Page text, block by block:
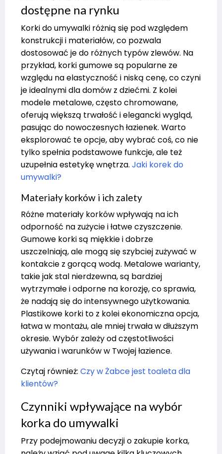
dostępne na rynku
Korki do umywalki różnią się pod względem
konstrukcji i materiałów, co pozwala
dostosować je do różnych typów zlewów. Na
przykład, korki gumowe są popularne ze
względu na elastyczność i niską cenę, co czyni
je idealnymi dla domów z dziećmi. Z kolei
modele metalowe, często chromowane,
oferują większą trwałość i elegancki wygląd,
pasując do nowoczesnych łazienek. Warto
eksplorować te opcje, aby wybrać coś, co nie
tylko spełnia podstawowe funkcje, ale też
uzupełnia estetykę wnętrza. Jaki korek do
umywalki?
Materiały korków i ich zalety
Różne materiały korków wpływają na ich
odporność na zużycie i łatwe czyszczenie.
Gumowe korki są miękkie i dobrze
uszczelniają, ale mogą się szybciej zużywać w
kontakcie z gorącą wodą. Metalowe warianty,
takie jak stal nierdzewna, są bardziej
wytrzymałe i odporne na korozję, co sprawia,
że nadają się do intensywnego użytkowania.
Plastikowe korki to z kolei ekonomiczna opcja,
łatwa w montażu, ale mniej trwała w dłuższym
okresie. Wybór zależy od częstotliwości
używania i warunków w Twojej łazience.
Czytaj również: Czy w Żabce jest toaleta dla
klientów?
Czynniki wpływające na wybór
korka do umywalki
Przy podejmowaniu decyzji o zakupie korka,